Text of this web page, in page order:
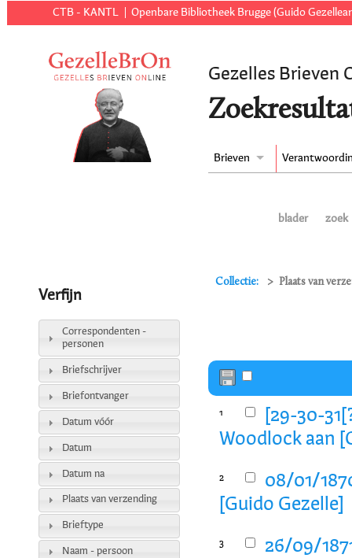
CTB - KANTL Openbare Bibliotheek Brugge (Guido
Gezelles Brieven
Brieven
blader zoek
Collectie: Plaats van
1
[29-30-
Woodlock aan
2
08/01/
[Guido Gezelle]
3
26/09/
Verfijn
Correspondenten -
personen
Briefschrijver
Briefontvanger
Datum vóór
Datum
Datum na
Plaats van verzending
Brieftype
Naam - persoon